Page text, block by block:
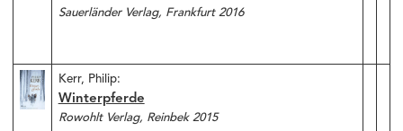
Sauerländer Verlag, Frankfurt 2016
Kerr, Philip:
Winterpferde
Rowohlt Verlag, Reinbek 2015